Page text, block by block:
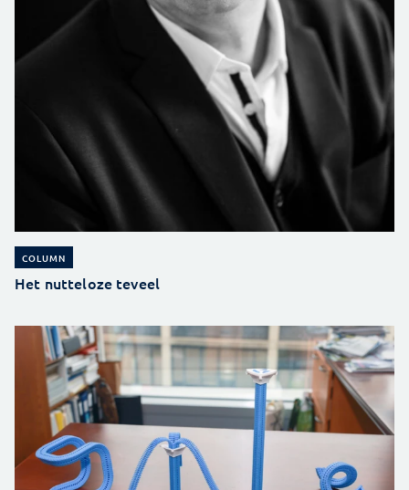
COLUMN
Het nutteloze teveel